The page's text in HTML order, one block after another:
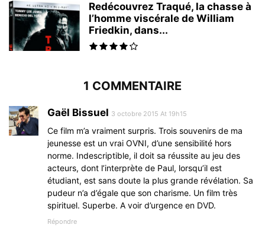
Redécouvrez Traqué, la chasse à
l’homme viscérale de William
Friedkin, dans...
1 COMMENTAIRE
Gaël Bissuel 3 octobre 2015 At 19h15
Ce film m’a vraiment surpris. Trois souvenirs de ma
jeunesse est un vrai OVNI, d’une sensibilité hors
norme. Indescriptible, il doit sa réussite au jeu des
acteurs, dont l’interprète de Paul, lorsqu’il est
étudiant, est sans doute la plus grande révélation. Sa
pudeur n’a d’égale que son charisme. Un film très
spirituel. Superbe. A voir d’urgence en DVD.
Répondre